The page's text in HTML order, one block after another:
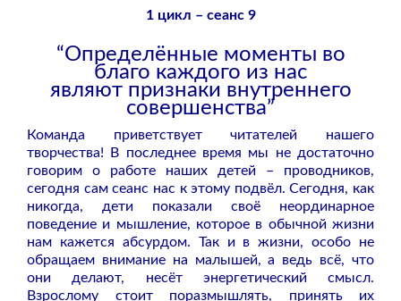
1 цикл – сеанс 9
“Определённые моменты во
благо каждого из нас
являют признаки внутреннего
совершенства”
Команда приветствует читателей нашего
творчества! В последнее время мы не достаточно
говорим о работе наших детей – проводников,
сегодня сам сеанс нас к этому подвёл. Сегодня, как
никогда, дети показали своё неординарное
поведение и мышление, которое в обычной жизни
нам кажется абсурдом. Так и в жизни, особо не
обращаем внимание на малышей, а ведь всё, что
они делают, несёт энергетический смысл.
Взрослому стоит поразмышлять, принять их